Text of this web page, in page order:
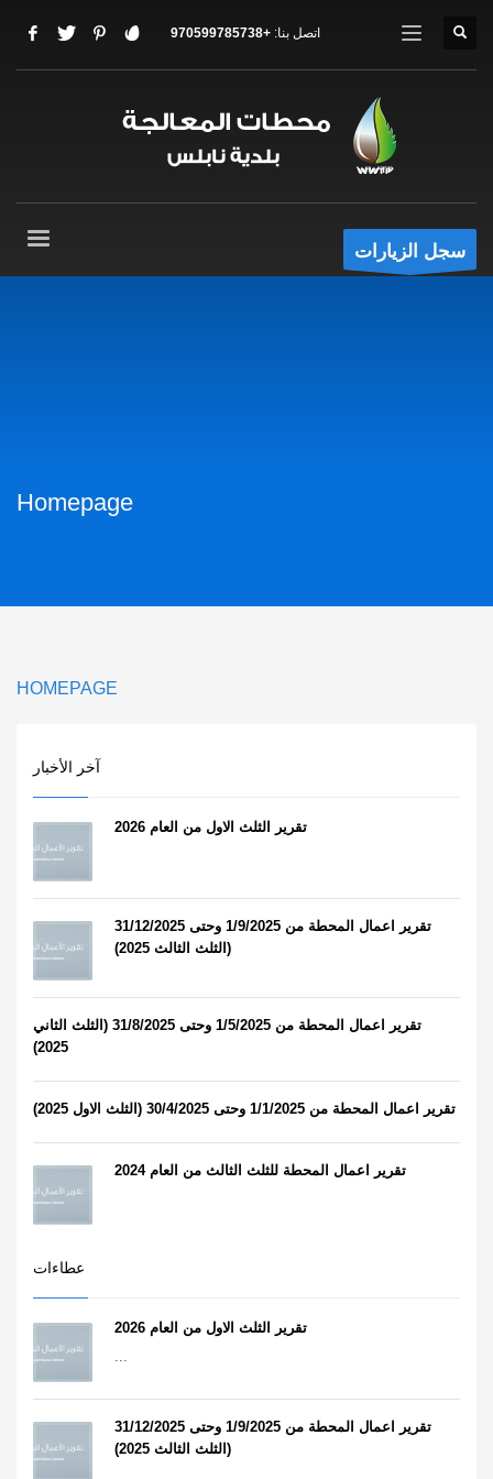
اتصل بنا: +970599785738
سجل الزيارات
Homepage
HOMEPAGE
آخر الأخبار
تقرير الثلث الاول من العام 2026
تقرير اعمال المحطة من 1/9/2025 وحتى 31/12/2025
(الثلث الثالث 2025)
تقرير اعمال المحطة من 1/5/2025 وحتى 31/8/2025 (الثلث الثاني
2025)
تقرير اعمال المحطة من 1/1/2025 وحتى 30/4/2025 (الثلث الاول 2025)
تقرير اعمال المحطة للثلث الثالث من العام 2024
عطاءات
تقرير الثلث الاول من العام 2026
تقرير اعمال المحطة من 1/9/2025 وحتى 31/12/2025
(الثلث الثالث 2025)